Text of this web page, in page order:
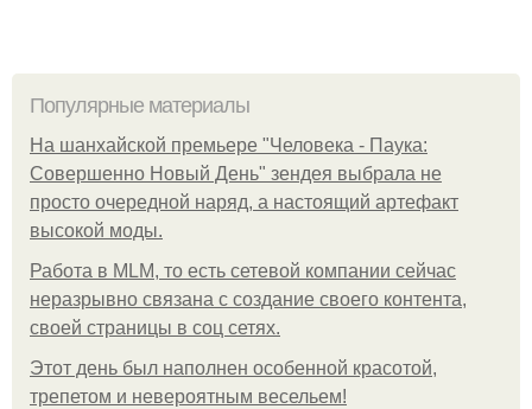
Популярные материалы
На шанхайской премьере "Человека - Паука:
Совершенно Новый День" зендея выбрала не
просто очередной наряд, а настоящий артефакт
высокой моды.
Работа в MLM, то есть сетевой компании сейчас
неразрывно связана с создание своего контента,
своей страницы в соц сетях.
Этот день был наполнен особенной красотой,
трепетом и невероятным весельем!